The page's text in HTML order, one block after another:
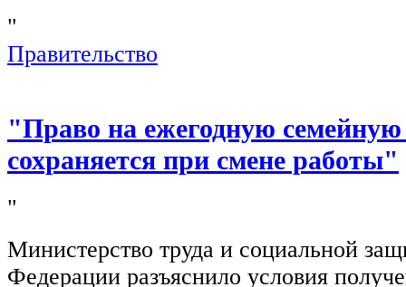
"
Правительство
"Право на ежегодную
сохраняется при смене работы"
"
Министерство труда и социальной
Федерации разъяснило условия